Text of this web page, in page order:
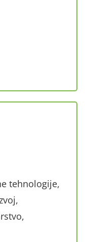
tehnologije,
,
,